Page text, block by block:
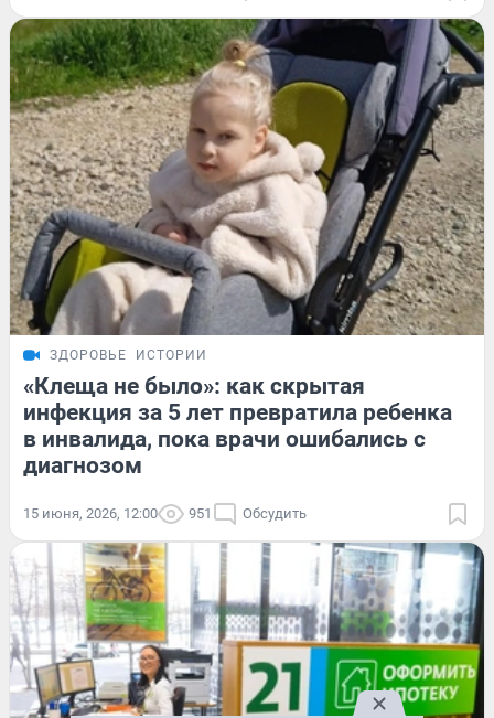
ЗДОРОВЬЕ ИСТОРИИ
«Клеща не было»: как скрытая
инфекция за 5 лет превратила ребенка
в инвалида, пока врачи ошибались с
диагнозом
15 июня, 2026, 12:00 951 Обсудить